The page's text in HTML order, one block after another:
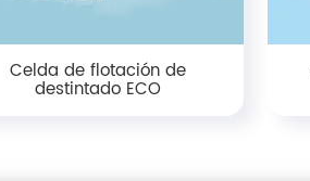
Celda de flotación de
destintado ECO